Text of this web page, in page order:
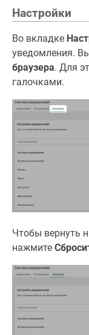
Настройки
Во вкладке
уведомления.
браузера. Для
галочками.
Чтобы вернуть
нажмите